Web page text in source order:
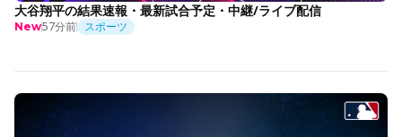
大谷翔平の結果速報・最新試合予定・中継/ライブ配信
New57分前 スポーツ